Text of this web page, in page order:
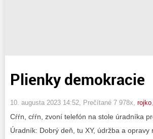
Plienky demokracie
10. augusta 2023 14:52 , Prečítané 7 978x, rojko
Cŕŕn, cŕŕn, zvoní telefón na stole úradníka
Úradník: Dobrý deň, tu XY, údržba a opravy